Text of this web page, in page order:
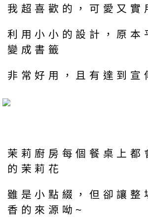
我超喜歡的，可愛又實
利用小小的設計，原本
變成書籤
非常好用，且有達到宣
茉莉廚房每個餐桌上都
的茉莉花
雖是小點綴，但卻讓整
香的來源呦~